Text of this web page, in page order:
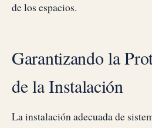
de los espacios.
Garantizando la
de la Instalación
La instalación adecuada de